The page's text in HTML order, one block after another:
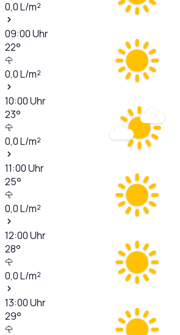
0,0L/m²
09:00Uhr
22°
0,0L/m²
10:00Uhr
23°
0,0L/m²
11:00Uhr
25°
0,0L/m²
12:00Uhr
28°
0,0L/m²
13:00Uhr
29°